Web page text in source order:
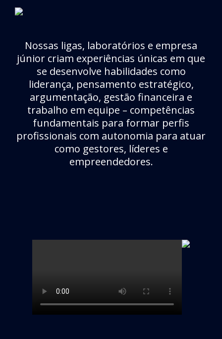
Nossas ligas, laboratórios e empresa
júnior criam experiências únicas em que
se desenvolve habilidades como
liderança, pensamento estratégico,
argumentação, gestão financeira e
trabalho em equipe – competências
fundamentais para formar perfis
profissionais com autonomia para atuar
como gestores, líderes e
empreendedores.